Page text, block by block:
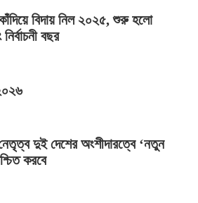
বিদায় নিল ২০২৫, শুরু হলো
নির্বাচনী বছর
দুই দেশের অংশীদারত্বে ‘নতুন
করবে